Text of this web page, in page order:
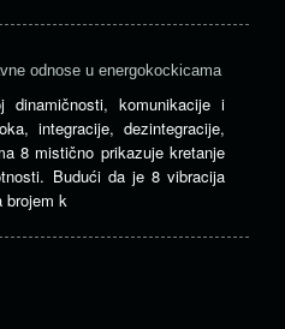
odnose u energokockicama
dinamičnosti, komunikacije i
integracije, dezintegracije,
8 mistično prikazuje kretanje
Budući da je 8 vibracija
brojem k